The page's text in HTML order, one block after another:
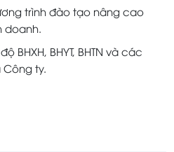
trình đào tạo nâng cao
doanh.
BHXH, BHYT, BHTN và các
ty.